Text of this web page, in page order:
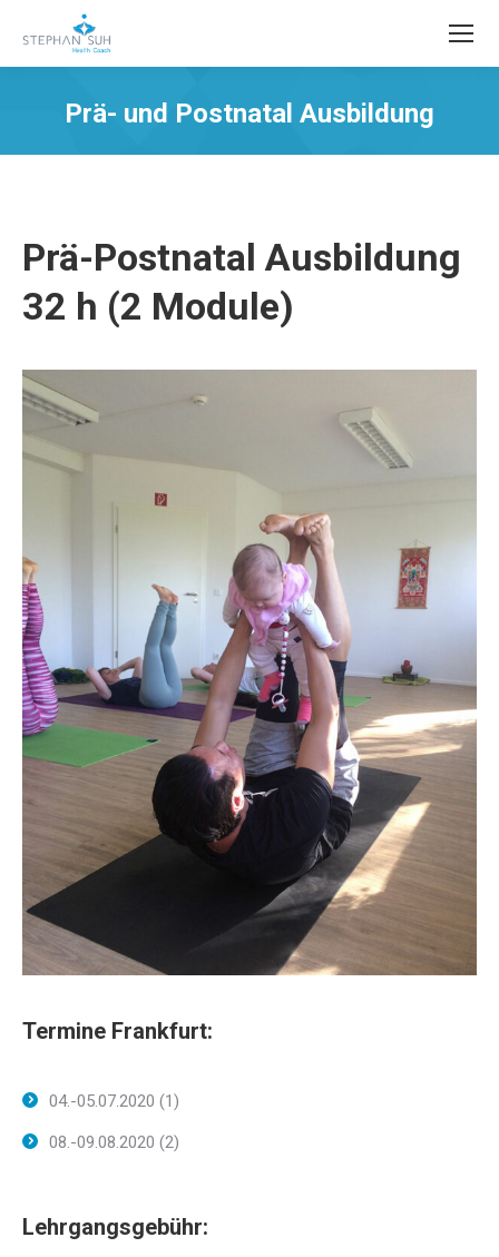
Prä- und Postnatal Ausbildung
Prä-Postnatal Ausbildung
32 h (2 Module)
Termine Frankfurt:
04.-05.07.2020 (1)
08.-09.08.2020 (2)
Lehrgangsgebühr: